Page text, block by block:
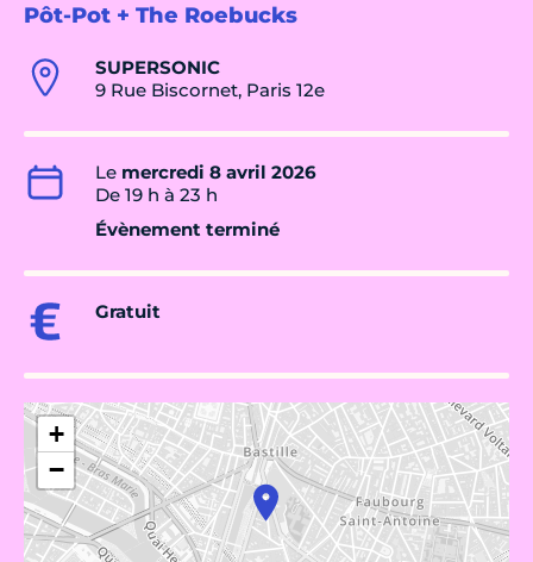
Pôt-Pot + The Roebucks
SUPERSONIC
9 Rue Biscornet, Paris 12e
Le mercredi 8 avril 2026
De 19 h à 23 h
Évènement terminé
Gratuit
+
−